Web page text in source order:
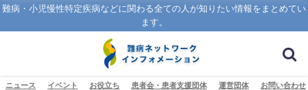
難病・小児慢性特定疾病などに関わる全ての人が知りたい情報をまとめてい
ます。
ニュース イベント お役立ち 患者会・患者支援団体 運営団体 お問い合わせ